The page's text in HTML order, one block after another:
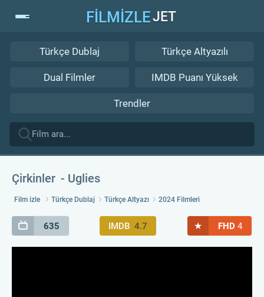
FİLMİZLEJET
Türkçe Dublaj Türkçe Altyazılı
Dual Filmler IMDB Puanı Yüksek
Trendler
Çirkinler Uglies
Film izle Türkçe Dublaj Türkçe Altyazı 2024 Filmleri
635 IMDB 4.7 ★ FHD 4